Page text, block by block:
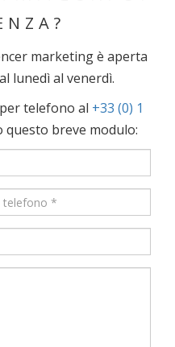
marketing è aperta
lunedì al venerdì.
telefono al +33 (0) 1
breve modulo: